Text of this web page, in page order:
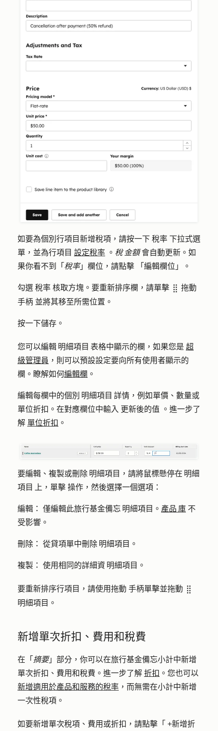
如要為個別行項目新增稅項，請按一下 稅率 下拉式選
單，並為行項目 設定稅率 。 稅 金額會自動更新。如
果你看不到「 稅率」欄位，請點擊 「編輯欄位」。
勾選 稅率 核取方塊。要重新排序欄，請單擊 dragHandle 拖動
手柄 並將其移至所需位置。
按一下儲存 。
您可以編輯 明細項目 表格中顯示的欄，如果您是 超
級管理員 ，則可以預設設定要向所有使用者顯示的
欄。瞭解如何編輯欄 。
編輯每欄中的個別 明細項目 詳情，例如單價、數量或
單位折扣。在對應欄位中輸入 更新後的值 。進一步了
解 單位折扣 。
要編輯、複製或刪除 明細項目，請將鼠標懸停在 明細
項目 上，單擊 操作 ，然後選擇一個選項：
編輯： 僅編輯此旅行基金備忘 明細項目。 產品 庫 不
受影響。
刪除： 從貸項單中刪除 明細項目。
複製： 使用相同的詳細資 明細項目。
要重新排序行項目，請使用拖動 手柄單擊並拖動 dragHandle
明細項目。
新增單次折扣、費用和稅費
在「 摘要」部分，你可以在旅行基金備忘小計中新增
單次折扣、費用和稅費。進一步了解 折扣 。您也可以
新增適用於產品和服務的稅率 ，而無需在小計中新增
一次性稅項。
如要新增單次稅項、費用或折扣，請點擊「 +新增折